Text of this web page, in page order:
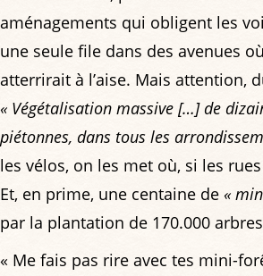
aménagements qui obligent les
une seule file dans des avenues
atterrirait à l’aise. Mais attention,
« Végétalisation massive […] de
piétonnes, dans tous les
les vélos, on les met où, si les
Et, en prime, une centaine de «
par la plantation de 170.000 arbres
« Me fais pas rire avec tes mini-